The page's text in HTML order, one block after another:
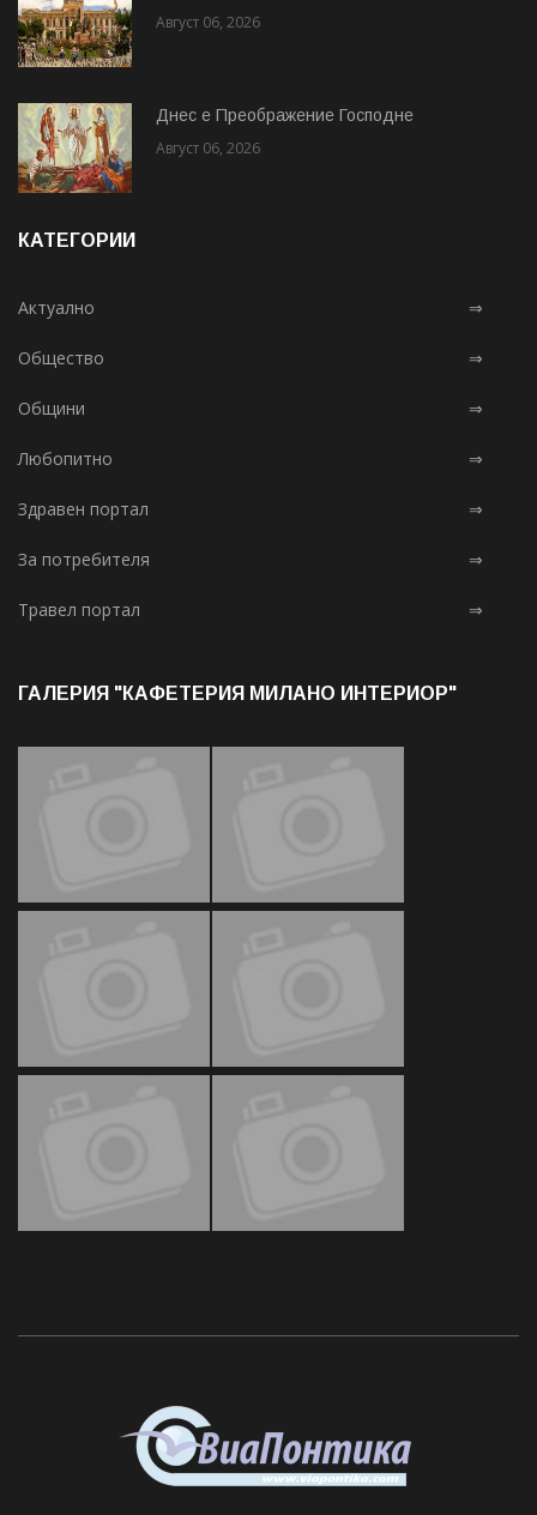
Август 06, 2026
Днес е Преображение Господне
Август 06, 2026
КАТЕГОРИИ
Актуално ⇒
Общество ⇒
Общини ⇒
Любопитно ⇒
Здравен портал ⇒
За потребителя ⇒
Травел портал ⇒
ГАЛЕРИЯ "КАФЕТЕРИЯ МИЛАНО ИНТЕРИОР"